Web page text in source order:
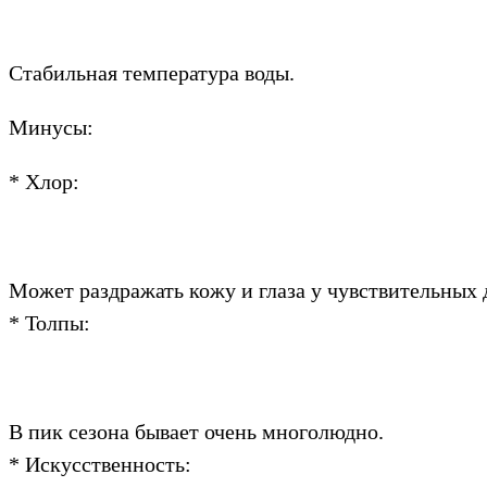
Стабильная температура воды.
Минусы:
* Хлор:
Может раздражать кожу и глаза у чувствительных
* Толпы:
В пик сезона бывает очень многолюдно.
* Искусственность: